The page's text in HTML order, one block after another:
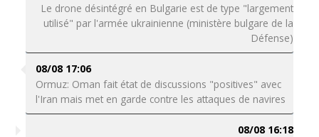
Le drone désintégré en Bulgarie est de type "largement
utilisé" par l'armée ukrainienne (ministère bulgare de la
Défense)
08/08 17:06
Ormuz: Oman fait état de discussions "positives" avec
l'Iran mais met en garde contre les attaques de navires
08/08 16:18